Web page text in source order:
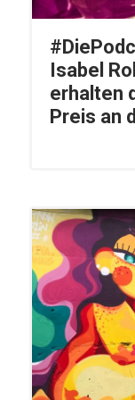
Isabel
erhalten
Preis an